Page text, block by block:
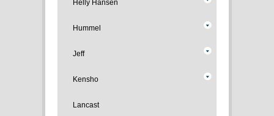
Helly Hansen
Hummel
Jeff
Kensho
Lancast